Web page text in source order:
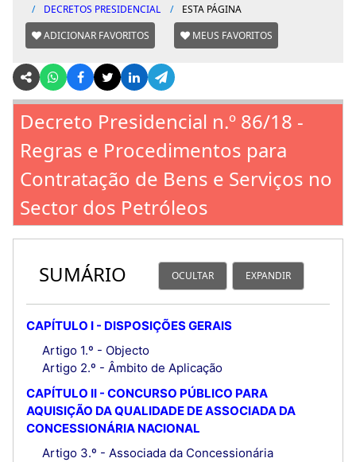
DECRETOS PRESIDENCIAL
ESTA PÁGINA
ADICIONAR FAVORITOS
MEUS FAVORITOS
Decreto Presidencial n.º 86/18 -
Regras e Procedimentos para
Contratação de Bens e Serviços no
Sector dos Petróleos
SUMÁRIO OCULTAR EXPANDIR
CAPÍTULO I - DISPOSIÇÕES GERAIS
Artigo 1.º - Objecto
Artigo 2.º - Âmbito de Aplicação
CAPÍTULO II - CONCURSO PÚBLICO PARA
AQUISIÇÃO DA QUALIDADE DE ASSOCIADA DA
CONCESSIONÁRIA NACIONAL
Artigo 3.º - Associada da Concessionária